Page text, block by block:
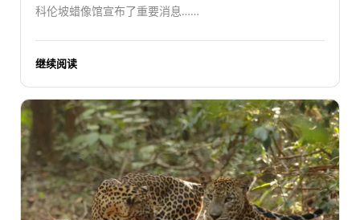
科伦坡蜡像馆宣布了重要消息……
继续阅读